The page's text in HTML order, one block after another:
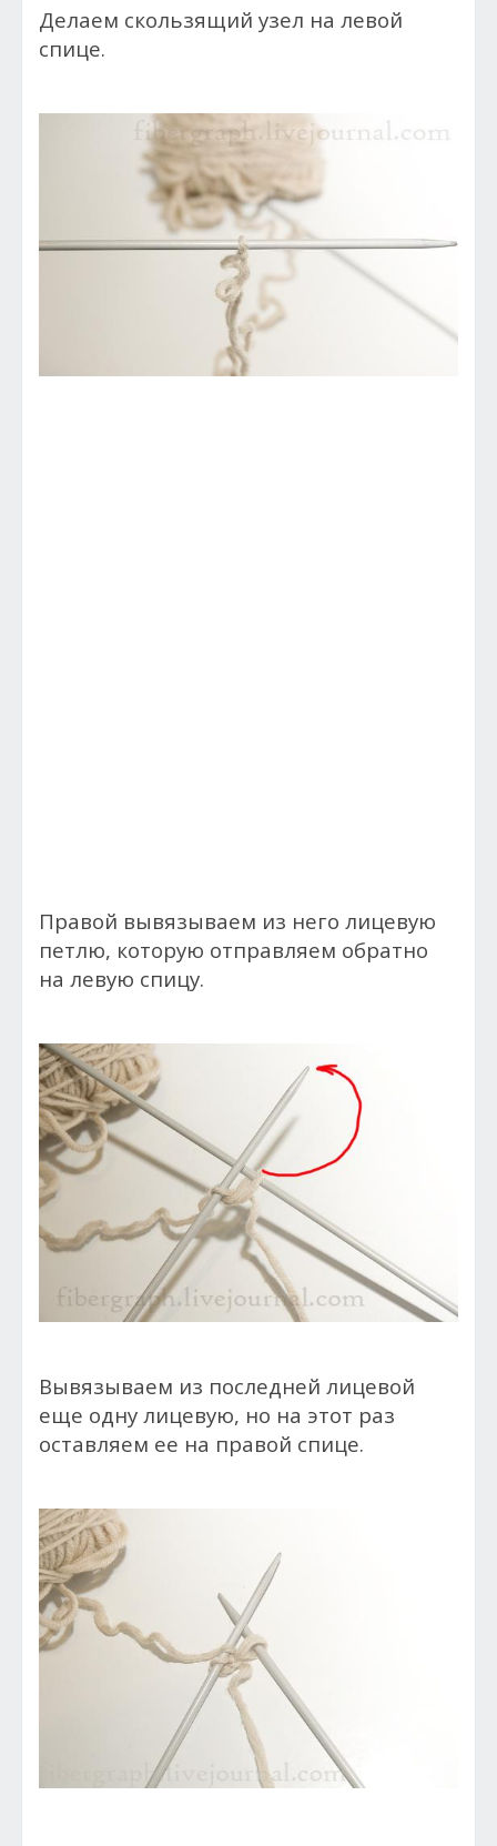
Делаем скользящий узел на левой
спице.
Правой вывязываем из него лицевую
петлю, которую отправляем обратно
на левую спицу.
Вывязываем из последней лицевой
еще одну лицевую, но на этот раз
оставляем ее на правой спице.